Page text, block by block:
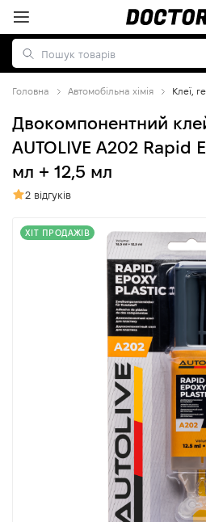
Головна Автомобільна хімія Клеї,
Двокомпонентний
AUTOLIVE A202 Rapid
мл + 12,5 мл
2 відгуків
ХІТ ПРОДАЖІВ